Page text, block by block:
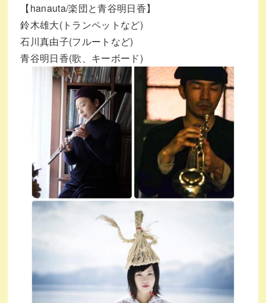
【hanauta/楽団と青谷明日香】
鈴木雄大(トランペットなど)
石川真由子(フルートなど)
青谷明日香(歌、キーボード)